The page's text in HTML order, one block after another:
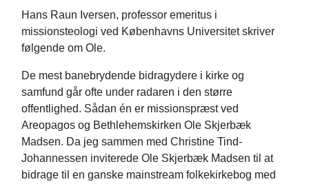
Hans Raun Iversen, professor emeritus i
missionsteologi ved Københavns Universitet skriver
følgende om Ole.
De mest banebrydende bidragydere i kirke og
samfund går ofte under radaren i den større
offentlighed. Sådan én er missionspræst ved
Areopagos og Bethlehemskirken Ole Skjerbæk
Madsen. Da jeg sammen med Christine Tind-
Johannessen inviterede Ole Skjerbæk Madsen til at
bidrage til en ganske mainstream folkekirkebog med